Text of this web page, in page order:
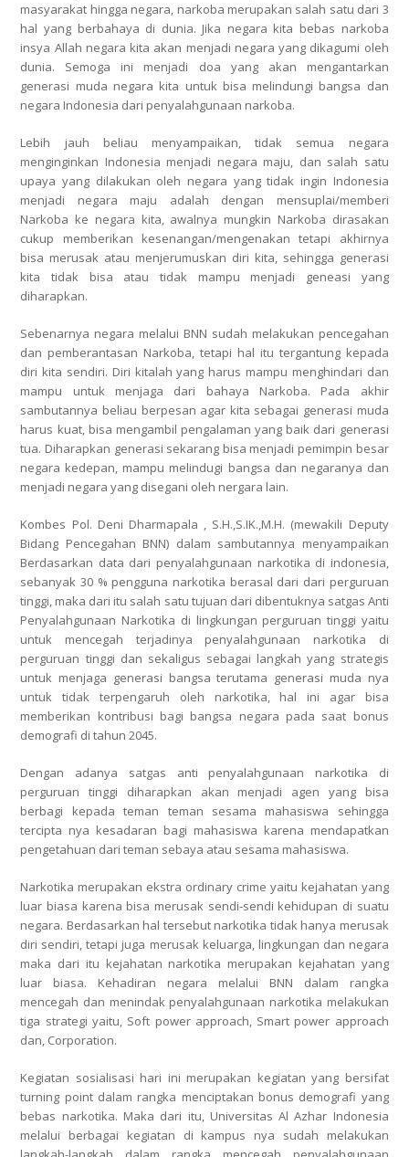
masyarakat hingga negara, narkoba merupakan salah satu dari 3
hal yang berbahaya di dunia. Jika negara kita bebas narkoba
insya Allah negara kita akan menjadi negara yang dikagumi oleh
dunia. Semoga ini menjadi doa yang akan mengantarkan
generasi muda negara kita untuk bisa melindungi bangsa dan
negara Indonesia dari penyalahgunaan narkoba.
Lebih jauh beliau menyampaikan, tidak semua negara
menginginkan Indonesia menjadi negara maju, dan salah satu
upaya yang dilakukan oleh negara yang tidak ingin Indonesia
menjadi negara maju adalah dengan mensuplai/memberi
Narkoba ke negara kita, awalnya mungkin Narkoba dirasakan
cukup memberikan kesenangan/mengenakan tetapi akhirnya
bisa merusak atau menjerumuskan diri kita, sehingga generasi
kita tidak bisa atau tidak mampu menjadi geneasi yang
diharapkan.
Sebenarnya negara melalui BNN sudah melakukan pencegahan
dan pemberantasan Narkoba, tetapi hal itu tergantung kepada
diri kita sendiri. Diri kitalah yang harus mampu menghindari dan
mampu untuk menjaga dari bahaya Narkoba. Pada akhir
sambutannya beliau berpesan agar kita sebagai generasi muda
harus kuat, bisa mengambil pengalaman yang baik dari generasi
tua. Diharapkan generasi sekarang bisa menjadi pemimpin besar
negara kedepan, mampu melindugi bangsa dan negaranya dan
menjadi negara yang disegani oleh nergara lain.
Kombes Pol. Deni Dharmapala , S.H.,S.IK.,M.H. (mewakili Deputy
Bidang Pencegahan BNN) dalam sambutannya menyampaikan
Berdasarkan data dari penyalahgunaan narkotika di indonesia,
sebanyak 30 % pengguna narkotika berasal dari dari perguruan
tinggi, maka dari itu salah satu tujuan dari dibentuknya satgas Anti
Penyalahgunaan Narkotika di lingkungan perguruan tinggi yaitu
untuk mencegah terjadinya penyalahgunaan narkotika di
perguruan tinggi dan sekaligus sebagai langkah yang strategis
untuk menjaga generasi bangsa terutama generasi muda nya
untuk tidak terpengaruh oleh narkotika, hal ini agar bisa
memberikan kontribusi bagi bangsa negara pada saat bonus
demografi di tahun 2045.
Dengan adanya satgas anti penyalahgunaan narkotika di
perguruan tinggi diharapkan akan menjadi agen yang bisa
berbagi kepada teman teman sesama mahasiswa sehingga
tercipta nya kesadaran bagi mahasiswa karena mendapatkan
pengetahuan dari teman sebaya atau sesama mahasiswa.
Narkotika merupakan ekstra ordinary crime yaitu kejahatan yang
luar biasa karena bisa merusak sendi-sendi kehidupan di suatu
negara. Berdasarkan hal tersebut narkotika tidak hanya merusak
diri sendiri, tetapi juga merusak keluarga, lingkungan dan negara
maka dari itu kejahatan narkotika merupakan kejahatan yang
luar biasa. Kehadiran negara melalui BNN dalam rangka
mencegah dan menindak penyalahgunaan narkotika melakukan
tiga strategi yaitu, Soft power approach, Smart power approach
dan, Corporation.
Kegiatan sosialisasi hari ini merupakan kegiatan yang bersifat
turning point dalam rangka menciptakan bonus demografi yang
bebas narkotika. Maka dari itu, Universitas Al Azhar Indonesia
melalui berbagai kegiatan di kampus nya sudah melakukan